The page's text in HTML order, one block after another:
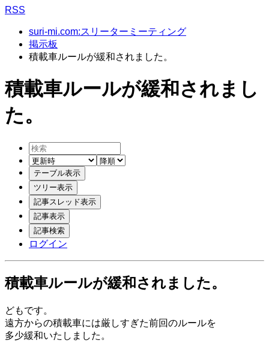
RSS
suri-mi.com:スリーターミーティング
掲示板
積載車ルールが緩和されました。
積載車ルールが緩和されまし
た。
ログイン
積載車ルールが緩和されました。
どもです。
遠方からの積載車には厳しすぎた前回のルールを
多少緩和いたしました。